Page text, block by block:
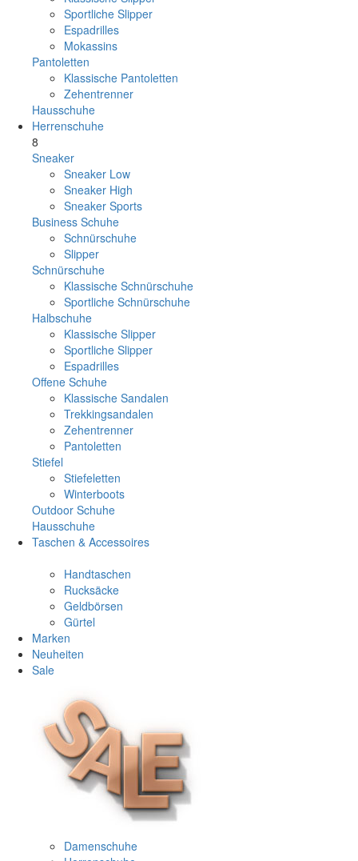
Sportliche Slipper
Espadrilles
Mokassins
Pantoletten
Klassische Pantoletten
Zehentrenner
Hausschuhe
Herrenschuhe
8
Sneaker
Sneaker Low
Sneaker High
Sneaker Sports
Business Schuhe
Schnürschuhe
Slipper
Schnürschuhe
Klassische Schnürschuhe
Sportliche Schnürschuhe
Halbschuhe
Klassische Slipper
Sportliche Slipper
Espadrilles
Offene Schuhe
Klassische Sandalen
Trekkingsandalen
Zehentrenner
Pantoletten
Stiefel
Stiefeletten
Winterboots
Outdoor Schuhe
Hausschuhe
Taschen & Accessoires
Handtaschen
Rucksäcke
Geldbörsen
Gürtel
Marken
Neuheiten
Sale
Damenschuhe